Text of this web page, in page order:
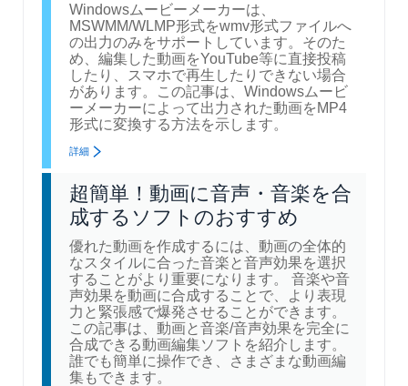
Windowsムービーメーカーは、
MSWMM/WLMP形式をwmv形式ファイルへ
の出力のみをサポートしています。そのた
め、編集した動画をYouTube等に直接投稿
したり、スマホで再生したりできない場合
があります。この記事は、Windowsムービ
ーメーカーによって出力された動画をMP4
形式に変換する方法を示します。
詳細
超簡単！動画に音声・音楽を合
成するソフトのおすすめ
優れた動画を作成するには、動画の全体的
なスタイルに合った音楽と音声効果を選択
することがより重要になります。 音楽や音
声効果を動画に合成することで、より表現
力と緊張感で爆発させることができます。
この記事は、動画と音楽/音声効果を完全に
合成できる動画編集ソフトを紹介します。
誰でも簡単に操作でき、さまざまな動画編
集もできます。